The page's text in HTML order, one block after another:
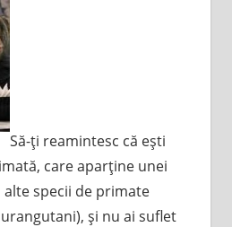
Să-ţi reamintesc că eşti
care aparţine unei
specii de primate
şi nu ai suflet